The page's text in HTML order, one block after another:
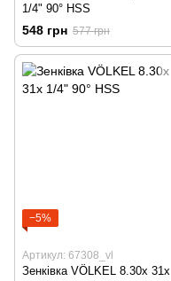
1/4" 90° HSS
548 грн 577 грн
−5%
Артикул: 67308_vl
Зенківка VÖLKEL 8.30x 31x